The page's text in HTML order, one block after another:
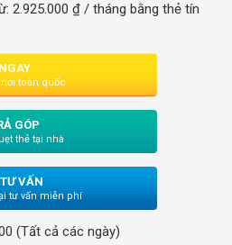
2.925.000 ₫ / tháng bằng thẻ tín
toàn quốc
GÓP
thẻ tại nhà
VẤN
tư vấn miễn phí
(Tất cả các ngày)